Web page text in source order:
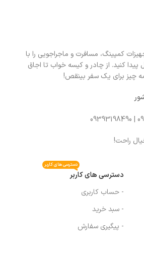
کمپینگ، مسافرت و ماجراجویی را با
کنید. از چادر و کیسه خواب تا اجاق
چیز برای یک سفر بینقص!
راحت!
دسترسی های کاربر
دسترسی های کاربر
- حساب کاربری
- سبد خرید
- پیگیری سفارش